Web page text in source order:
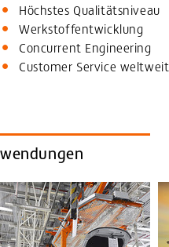
Höchstes Qualitätsniveau
Werkstoffentwicklung
Concurrent Engineering
Customer Service weltweit